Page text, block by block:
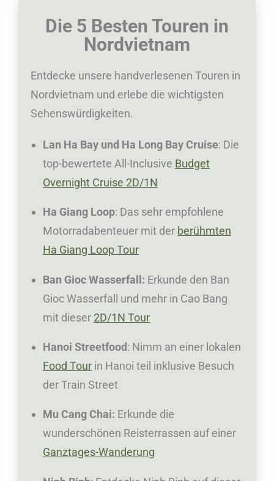
S
T
E
e
n
e
Die 5 Besten Touren in
Nordvietnam
Entdecke unsere handverlesenen Touren in
Nordvietnam und erlebe die wichtigsten
Sehenswürdigkeiten.
Lan Ha Bay und Ha Long Bay Cruise: Die
top-bewertete All-Inclusive Budget
Overnight Cruise 2D/1N
Ha Giang Loop: Das sehr empfohlene
Motorradabenteuer mit der berühmten
Ha Giang Loop Tour
Ban Gioc Wasserfall: Erkunde den Ban
Gioc Wasserfall und mehr in Cao Bang
mit dieser 2D/1N Tour
Hanoi Streetfood: Nimm an einer lokalen
Food Tour in Hanoi teil inklusive Besuch
der Train Street
Mu Cang Chai: Erkunde die
wunderschönen Reisterrassen auf einer
Ganztages-Wanderung